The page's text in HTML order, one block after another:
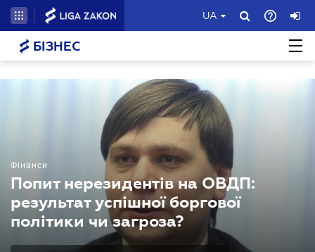
UA
БІЗНЕС
Фінанси
Попит нерезидентів на ОВДП:
результат успішної боргової
політики чи загроза?